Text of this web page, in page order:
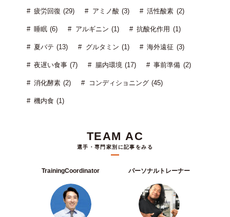
疲労回復 (29) アミノ酸 (3) 活性酸素 (2)
睡眠 (6) アルギニン (1) 抗酸化作用 (1)
夏バテ (13) グルタミン (1) 海外遠征 (3)
夜遅い食事 (7) 腸内環境 (17) 事前準備 (2)
消化酵素 (2) コンディショニング (45)
機内食 (1)
TEAM AC
選手・専門家別に記事をみる
TrainingCoordinator パーソナルトレーナー